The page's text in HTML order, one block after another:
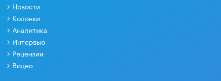
Новости
Колонки
Аналитика
Интервью
Рецензии
Видео